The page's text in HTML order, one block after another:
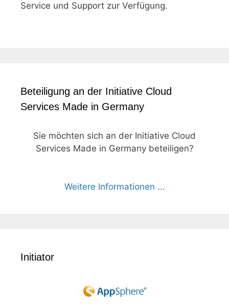
Service und Support zur Verfügung.
Beteiligung an der Initiative Cloud
Services Made in Germany
Sie möchten sich an der Initiative Cloud
Services Made in Germany beteiligen?
Weitere Informationen ...
Initiator